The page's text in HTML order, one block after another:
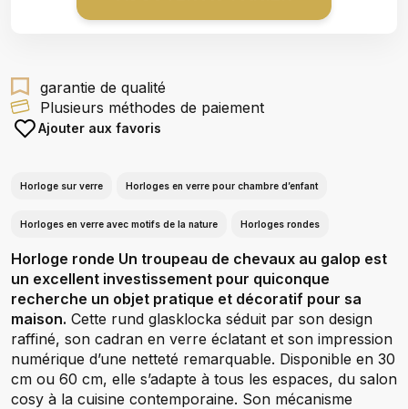
garantie de qualité
Plusieurs méthodes de paiement
Ajouter aux favoris
Horloge sur verre Horloges en verre pour chambre d’enfant
Horloges en verre avec motifs de la nature Horloges rondes
Horloge ronde Un troupeau de chevaux au galop est
un excellent investissement pour quiconque
recherche un objet pratique et décoratif pour sa
maison. Cette rund glasklocka séduit par son design
raffiné, son cadran en verre éclatant et son impression
numérique d’une netteté remarquable. Disponible en 30
cm ou 60 cm, elle s’adapte à tous les espaces, du salon
cosy à la cuisine contemporaine. Son mécanisme